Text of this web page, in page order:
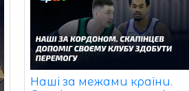
Наші за межами країни.